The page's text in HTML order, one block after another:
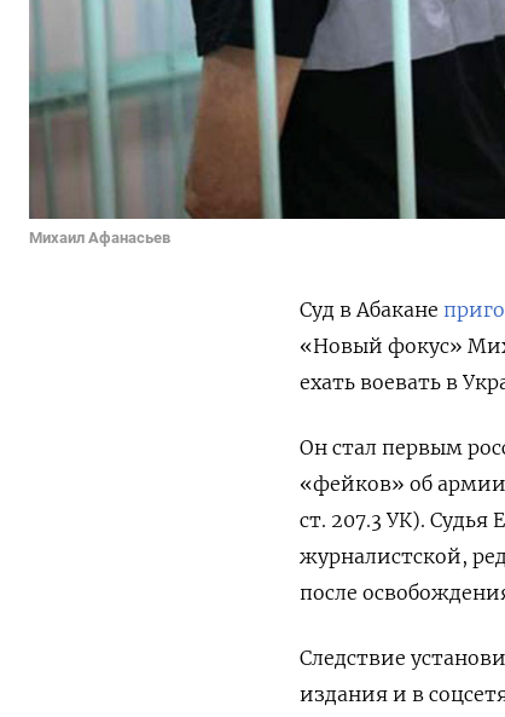
Михаил Афанасьев
Суд в Абакане
«Новый фокус»
ехать воевать в
Он стал первым
«фейков» об
ст. 207.3 УК). Судья
журналистской,
после
Следствие
издания и в